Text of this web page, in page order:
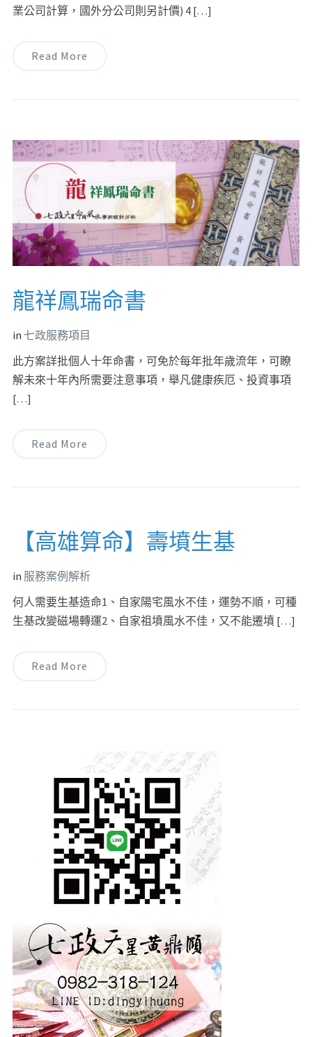
業公司計算，國外分公司則另計價) 4 […]
Read More
龍祥鳳瑞命書
in 七政服務項目
此方案詳批個人十年命書，可免於每年批年歲流年，可瞭
解未來十年內所需要注意事項，舉凡健康疾厄、投資事項
[…]
Read More
【高雄算命】壽墳生基
in 服務案例解析
何人需要生基造命1、自家陽宅風水不佳，運勢不順，可種
生基改變磁場轉運2、自家祖墳風水不佳，又不能遷墳 […]
Read More